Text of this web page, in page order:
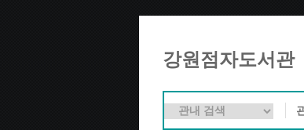
강원점자도서관